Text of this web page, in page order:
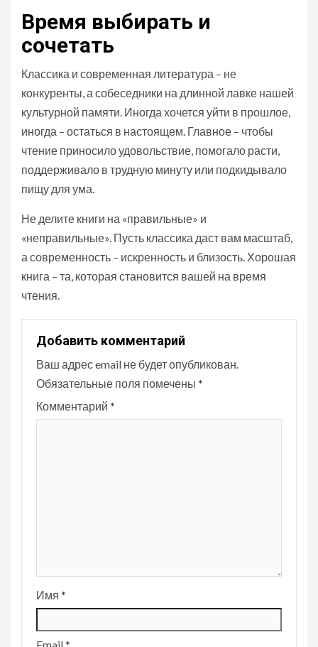
Время выбирать и
сочетать
Классика и современная литература – не
конкуренты, а собеседники на длинной лавке нашей
культурной памяти. Иногда хочется уйти в прошлое,
иногда – остаться в настоящем. Главное – чтобы
чтение приносило удовольствие, помогало расти,
поддерживало в трудную минуту или подкидывало
пищу для ума.
Не делите книги на «правильные» и
«неправильные». Пусть классика даст вам масштаб,
а современность – искренность и близость. Хорошая
книга – та, которая становится вашей на время
чтения.
Добавить комментарий
Ваш адрес email не будет опубликован.
Обязательные поля помечены *
Комментарий *
Имя *
Email*